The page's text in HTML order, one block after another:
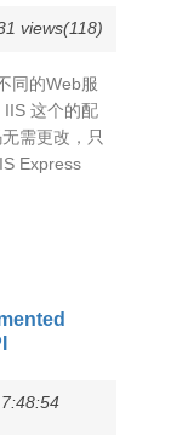
views(118)
同的Web服
这个的配
需更改，只
Express